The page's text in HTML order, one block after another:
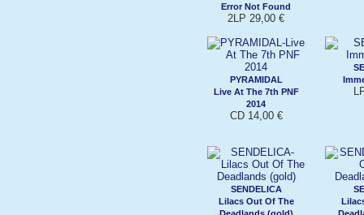
Error Not Found
2LP 29,00 €
PYRAMIDAL
Live At The 7th PNF
2014
CD 14,00 €
SENDELICA
Lilacs Out Of The